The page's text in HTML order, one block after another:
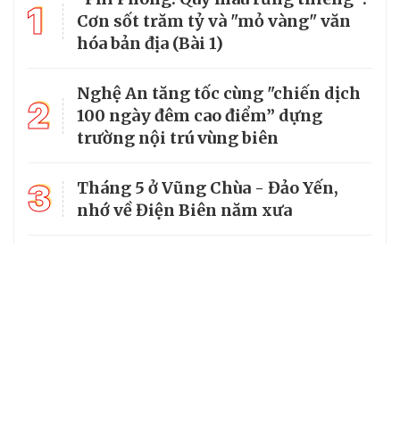
1
Cơn sốt trăm tỷ và "mỏ vàng" văn
hóa bản địa (Bài 1)
2
Nghệ An tăng tốc cùng "chiến dịch
100 ngày đêm cao điểm” dựng
trường nội trú vùng biên
3
Tháng 5 ở Vũng Chùa - Đảo Yến,
nhớ về Điện Biên năm xưa